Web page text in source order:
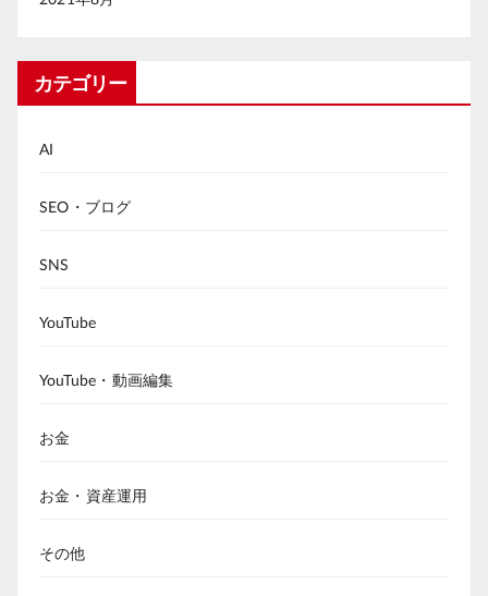
カテゴリー
AI
SEO・ブログ
SNS
YouTube
YouTube・動画編集
お金
お金・資産運用
その他